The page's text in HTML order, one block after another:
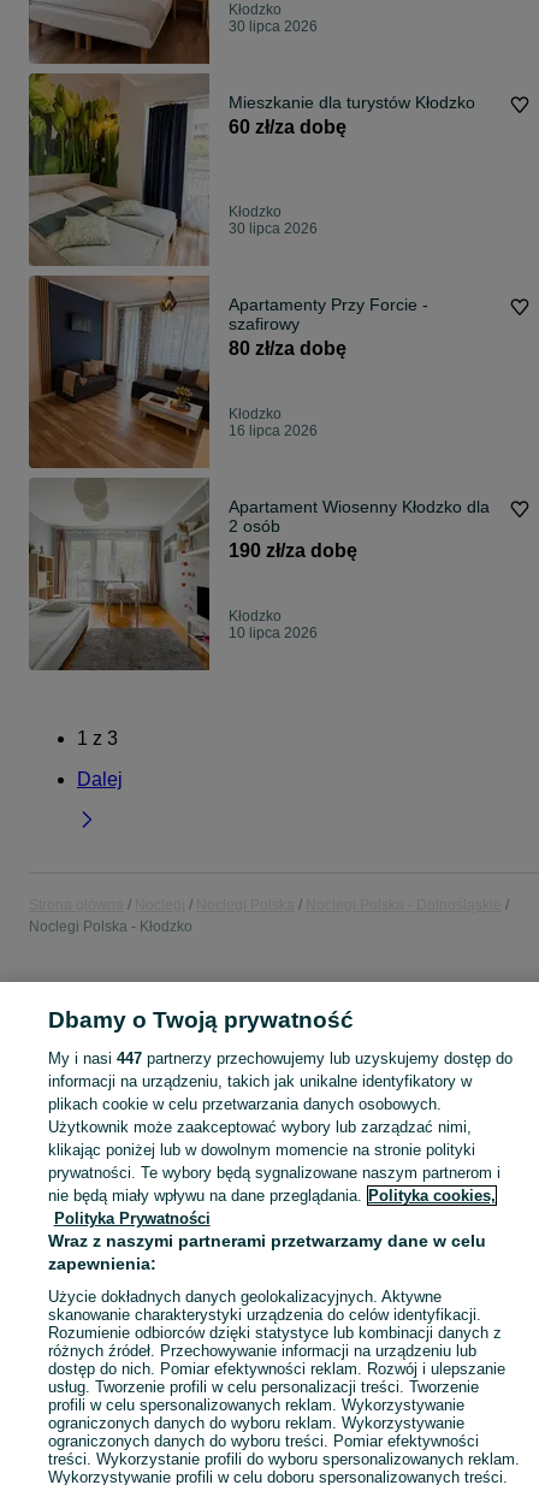
Kłodzko
30 lipca 2026
Mieszkanie dla turystów Kłodzko
60 zł/za dobę
Kłodzko
30 lipca 2026
Apartamenty Przy Forcie -
szafirowy
80 zł/za dobę
Kłodzko
16 lipca 2026
Apartament Wiosenny Kłodzko dla
2 osób
190 zł/za dobę
Kłodzko
10 lipca 2026
1 z 3
Dalej
Noclegi Polska - Kłodzko
domek z jacuzzi domek z balią
Skorzystaj z największego serwisu ogłoszeniowego - Kłodzko i okolice! - kupuj lub sprzedawaj jeszcze wygodniej w kategorii Noclegi Polska! Zobacz
Mapa kategorii
Mapa miejscowości
Mapa ministron
Popularne wyszukiwania
Dbamy o Twoją prywatność
My i nasi 447partnerzy przechowujemy lub uzyskujemy dostęp do
informacji na urządzeniu, takich jak unikalne identyfikatory w
plikach cookie w celu przetwarzania danych osobowych.
Użytkownik może zaakceptować wybory lub zarządzać nimi,
klikając poniżej lub w dowolnym momencie na stronie polityki
prywatności. Te wybory będą sygnalizowane naszym partnerom i
nie będą miały wpływu na dane przeglądania. Polityka cookies,
Polityka Prywatności
Wraz z naszymi partnerami przetwarzamy dane w celu
zapewnienia:
Użycie dokładnych danych geolokalizacyjnych. Aktywne
skanowanie charakterystyki urządzenia do celów identyfikacji.
Rozumienie odbiorców dzięki statystyce lub kombinacji danych z
różnych źródeł. Przechowywanie informacji na urządzeniu lub
dostęp do nich. Pomiar efektywności reklam. Rozwój i ulepszanie
usług. Tworzenie profili w celu personalizacji treści. Tworzenie
profili w celu spersonalizowanych reklam. Wykorzystywanie
ograniczonych danych do wyboru reklam. Wykorzystywanie
ograniczonych danych do wyboru treści. Pomiar efektywności
treści. Wykorzystanie profili do wyboru spersonalizowanych reklam.
Wykorzystywanie profili w celu doboru spersonalizowanych treści.